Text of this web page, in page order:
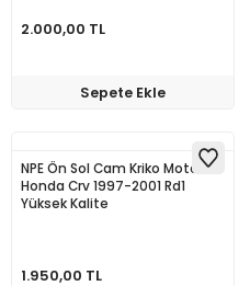
2.000,00 TL
Sepete Ekle
NPE Ön Sol Cam Kriko Motorlu
Honda Crv 1997-2001 Rd1
Yüksek Kalite
1.950,00 TL